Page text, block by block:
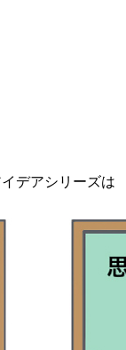
デアシリーズは